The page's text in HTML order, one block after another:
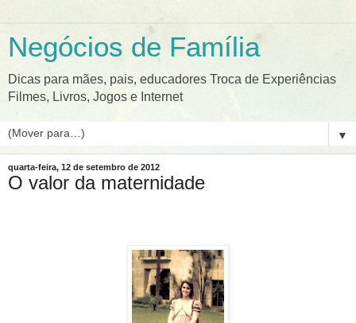
Negócios de Família
Dicas para mães, pais, educadores Troca de Experiências
Filmes, Livros, Jogos e Internet
▼
quarta-feira, 12 de setembro de 2012
O valor da maternidade